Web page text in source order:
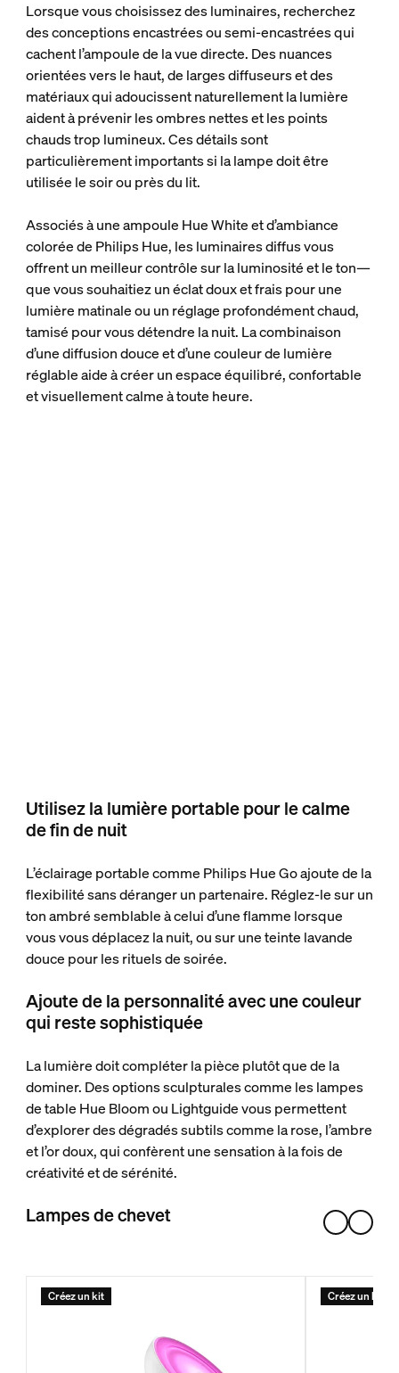
Lorsque vous choisissez des luminaires, recherchez
des conceptions encastrées ou semi-encastrées qui
cachent l’ampoule de la vue directe. Des nuances
orientées vers le haut, de larges diffuseurs et des
matériaux qui adoucissent naturellement la lumière
aident à prévenir les ombres nettes et les points
chauds trop lumineux. Ces détails sont
particulièrement importants si la lampe doit être
utilisée le soir ou près du lit.
Associés à une ampoule Hue White et d’ambiance
colorée de Philips Hue, les luminaires diffus vous
offrent un meilleur contrôle sur la luminosité et le ton—
que vous souhaitiez un éclat doux et frais pour une
lumière matinale ou un réglage profondément chaud,
tamisé pour vous détendre la nuit. La combinaison
d’une diffusion douce et d’une couleur de lumière
réglable aide à créer un espace équilibré, confortable
et visuellement calme à toute heure.
Utilisez la lumière portable pour le calme
de fin de nuit
L’éclairage portable comme Philips Hue Go ajoute de la
flexibilité sans déranger un partenaire. Réglez-le sur un
ton ambré semblable à celui d’une flamme lorsque
vous vous déplacez la nuit, ou sur une teinte lavande
douce pour les rituels de soirée.
Ajoute de la personnalité avec une couleur
qui reste sophistiquée
La lumière doit compléter la pièce plutôt que de la
dominer. Des options sculpturales comme les lampes
de table Hue Bloom ou Lightguide vous permettent
d’explorer des dégradés subtils comme la rose, l’ambre
et l’or doux, qui confèrent une sensation à la fois de
créativité et de sérénité.
Lampes de chevet
Créez un kit Créez un kit